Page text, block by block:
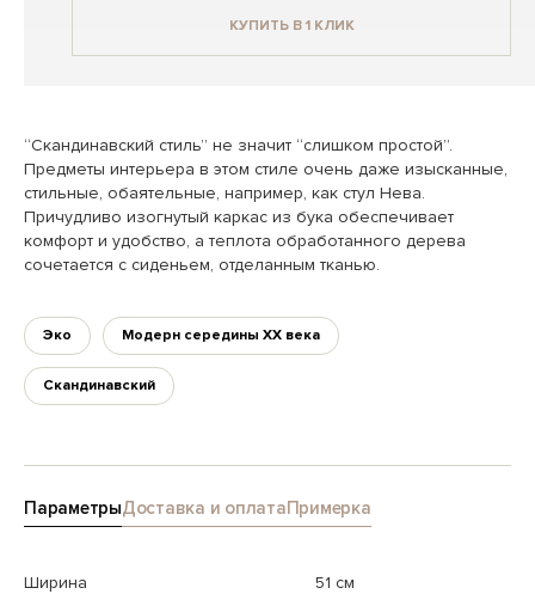
КУПИТЬ В 1 КЛИК
“Скандинавский стиль” не значит “слишком простой”.
Предметы интерьера в этом стиле очень даже изысканные,
стильные, обаятельные, например, как стул Нева.
Причудливо изогнутый каркас из бука обеспечивает
комфорт и удобство, а теплота обработанного дерева
сочетается с сиденьем, отделанным тканью.
Эко Модерн середины XX века
Скандинавский
ПараметрыДоставка и оплатаПримерка
Ширина
51 см